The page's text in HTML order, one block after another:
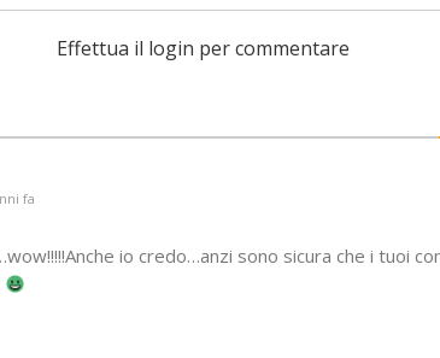
Effettua il login per commentare
fa
io credo…anzi sono sicura che i tuoi